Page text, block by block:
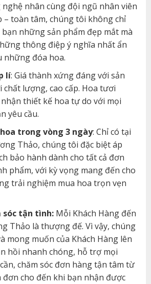
nhân cùng đội ngũ nhân viên
– toàn tâm, chúng tôi không chỉ
những sản phẩm đẹp mắt mà
thông điệp ý nghĩa nhất ẩn
những đóa hoa.
lí: Giá thành xứng đáng với sản
lượng, cao cấp. Hoa tươi
thiết kế hoa tự do với mọi
yêu cầu.
trong vòng 3 ngày: Chỉ có tại
Thảo, chúng tôi đặc biệt áp
bảo hành dành cho tất cả đơn
phẩm, với kỳ vọng mang đến cho
trải nghiệm mua hoa trọn vẹn
sóc tận tình:Mỗi Khách Hàng đến
Thảo là thượng đế. Vì vậy, chúng
mong muốn của Khách Hàng lên
hồi nhanh chóng, hỗ trợ mọi
chăm sóc đơn hàng tận tâm từ
đơn cho đến khi bạn nhận được